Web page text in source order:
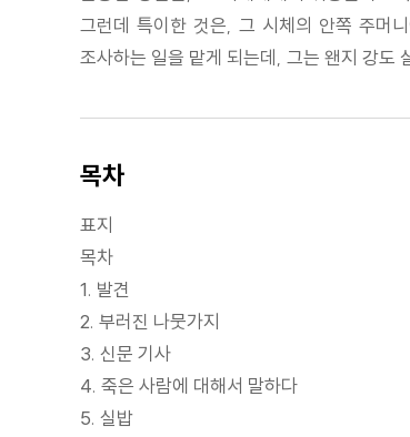
그런데 특이한 것은, 그 시체의 안쪽 주머
조사하는 일을 맡게 되는데, 그는 왠지 강도
목차
표지
목차
1. 발견
2. 부러진 나뭇가지
3. 신문 기사
4. 죽은 사람에 대해서 말하다
5. 실밥